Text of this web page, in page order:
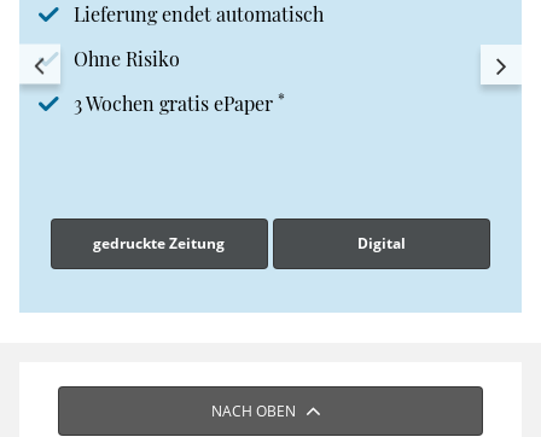
Lieferung endet automatisch
Ohne Risiko
3 Wochen gratis ePaper *
gedruckte Zeitung Digital
NACH OBEN